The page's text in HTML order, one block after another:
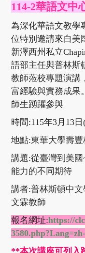
114-2華語文中
為深化華語文教學
位特別邀請來自
新澤西州私立
語部主任與普林斯
教師蒞校專題演講
富經驗與實務成果
師生踴躍參與
時間:115年3月13
地點:東華大學壽
講題:從臺灣到美
能力的不同期待
講者:普林斯頓中
文霖教師
報名網址:https://